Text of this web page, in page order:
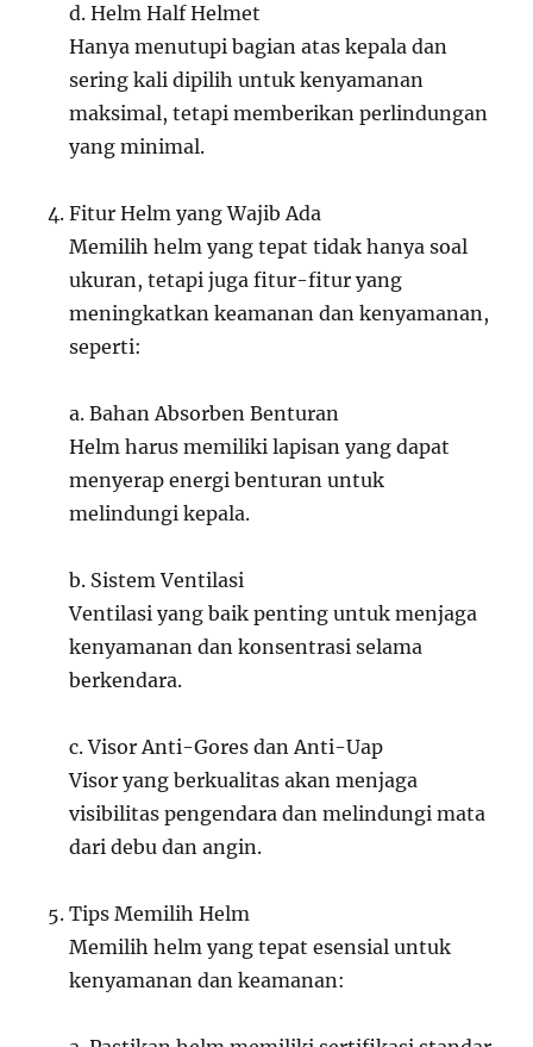
d. Helm Half Helmet
Hanya menutupi bagian atas kepala dan
sering kali dipilih untuk kenyamanan
maksimal, tetapi memberikan perlindungan
yang minimal.
Fitur Helm yang Wajib Ada
Memilih helm yang tepat tidak hanya soal
ukuran, tetapi juga fitur-fitur yang
meningkatkan keamanan dan kenyamanan,
seperti:
a. Bahan Absorben Benturan
Helm harus memiliki lapisan yang dapat
menyerap energi benturan untuk
melindungi kepala.
b. Sistem Ventilasi
Ventilasi yang baik penting untuk menjaga
kenyamanan dan konsentrasi selama
berkendara.
c. Visor Anti-Gores dan Anti-Uap
Visor yang berkualitas akan menjaga
visibilitas pengendara dan melindungi mata
dari debu dan angin.
Tips Memilih Helm
Memilih helm yang tepat esensial untuk
kenyamanan dan keamanan: